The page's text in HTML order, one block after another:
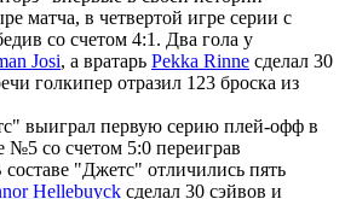
матча, в четвертой игре серии с
со счетом 4:1. Два гола у
Josi, а вратарь Pekka Rinne сделал 30
голкипер отразил 123 броска из
выиграл первую серию плей-офф в
№5 со счетом 5:0 переиграв
"Джетс" отличились пять
Hellebuyck сделал 30 сэйвов и